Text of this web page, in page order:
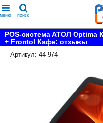
меню поиск
POS-система АТОЛ
+ Frontol Кафе: отзывы
Артикул: 44 974